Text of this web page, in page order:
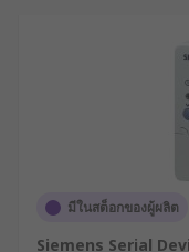
มีในสต็อกของผู้ผลิต
Siemens Serial